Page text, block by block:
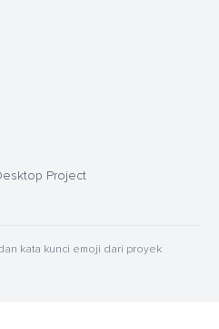
Project
kata kunci emoji dari proyek